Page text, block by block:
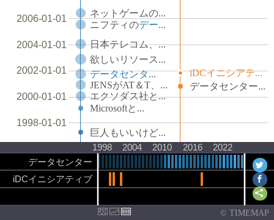
1998-01-01
2000-01-01
2002-01-01
2004-01-01
2006-01-01
エクソダス社と...
JENSがAT＆T、...
データセンタ...
欲しいリソース...
日本テレコム、...
ニフティのデー...
ネットゲームの...
巨人もいいけど...
Microsoftと...
データセンター...
iDCイニシアテ...
1998 2004 2010 2016 2022
データセンター
iDCイニシアティブ
© TIMEMAP